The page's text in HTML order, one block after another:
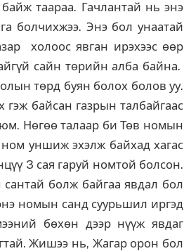
таараа. Гачлантай нь энэ
болчихжээ. Энэ бол унаатай
холоос явган ирэхээс өөр
сайн төрийн алба байна.
төрд буян болох болов уу.
байсан газрын талбайгаас
Нөгөө талаар би Төв номын
уншиж эхэлж байхад хагас
3 сая гаруй номтой болсон.
болж байгаа явдал бол
номын санд суурьшил иргэд
бөхөн дээр нүүж явдаг
Жишээ нь, Жагар орон бол